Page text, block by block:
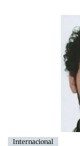
Internacional